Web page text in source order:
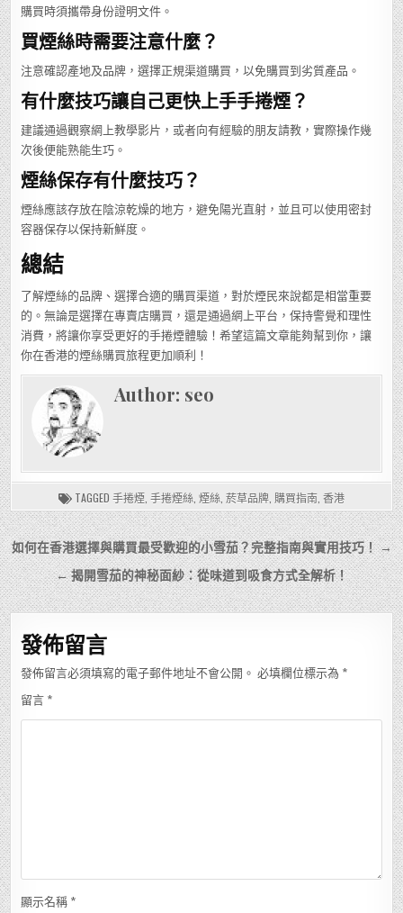
購買時須攜帶身份證明文件。
買煙絲時需要注意什麼？
注意確認產地及品牌，選擇正規渠道購買，以免購買到劣質產品。
有什麼技巧讓自己更快上手手捲煙？
建議通過觀察網上教學影片，或者向有經驗的朋友請教，實際操作幾
次後便能熟能生巧。
煙絲保存有什麼技巧？
煙絲應該存放在陰涼乾燥的地方，避免陽光直射，並且可以使用密封
容器保存以保持新鮮度。
總結
了解煙絲的品牌、選擇合適的購買渠道，對於煙民來說都是相當重要
的。無論是選擇在專賣店購買，還是通過網上平台，保持警覺和理性
消費，將讓你享受更好的手捲煙體驗！希望這篇文章能夠幫到你，讓
你在香港的煙絲購買旅程更加順利！
Author: seo
TAGGED 手捲煙 手捲煙絲 煙絲 菸草品牌 購買指南 香港
文
章
導
覽
如何在香港選擇與購買最受歡迎的小雪茄？完整指南與實用技巧！ →
← 揭開雪茄的神秘面紗：從味道到吸食方式全解析！
發佈留言
發佈留言必須填寫的電子郵件地址不會公開。 必填欄位標示為 *
留言 *
顯示名稱 *